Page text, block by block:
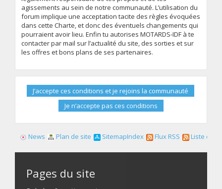
agissements au sein de notre communauté. L’utilisation du
forum implique une acceptation tacite des règles évoquées
dans cette Charte, et donc des éventuels changements qui
pourraient avoir lieu. Enfin tu autorises MOTARDS-IDF à te
contacter par mail sur l’actualité du site, des sorties et sur
les offres et bons plans de ses partenaires.
News Plan de site SitemapIndex Flux RSS Liste des
Pages du site